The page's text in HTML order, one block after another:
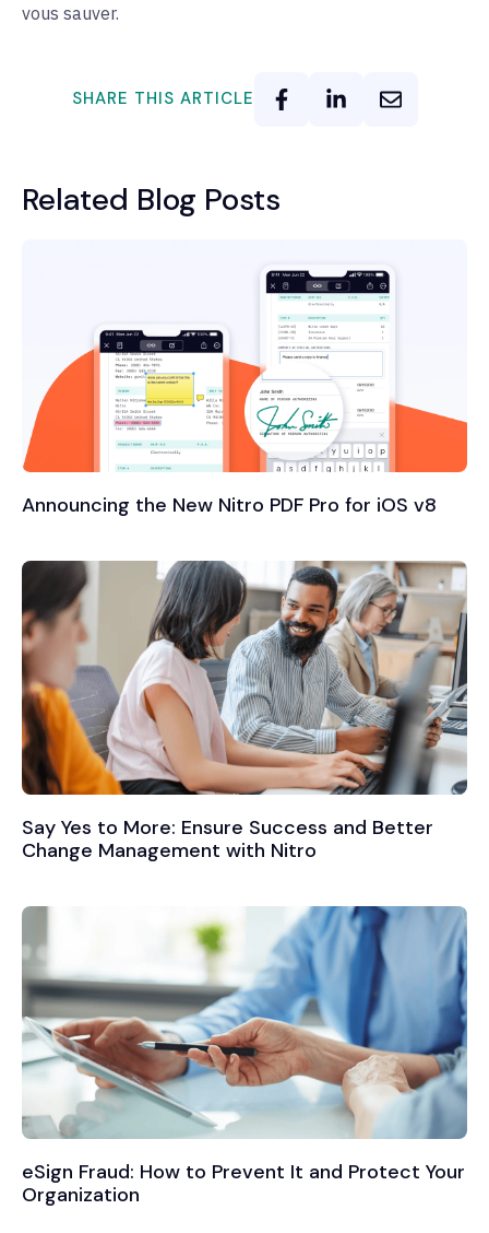
vous sauver.
SHARE THIS ARTICLE
Related Blog Posts
Announcing the New Nitro PDF Pro for iOS v8
Say Yes to More: Ensure Success and Better
Change Management with Nitro
eSign Fraud: How to Prevent It and Protect Your
Organization